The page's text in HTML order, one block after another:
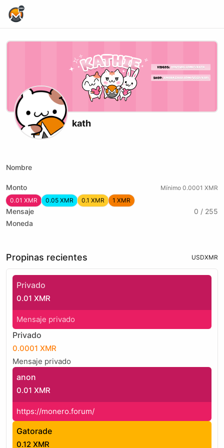
kath
Nombre
Monto
Mínimo 0.0001 XMR
0.01 XMR
0.05 XMR 0.1 XMR 1 XMR
Mensaje
0 / 255
Moneda
Propinas recientes USDXMR
Privado
0.01 XMR
Mensaje privado
Privado
0.0001 XMR
Mensaje privado
anon
0.01 XMR
https://monero.forum/
Gatorade
0.12 XMR